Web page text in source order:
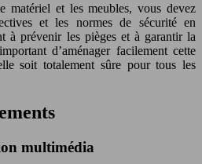
matériel et les meubles, vous devez
et les normes de sécurité en
à prévenir les pièges et à garantir la
d’aménager facilement cette
soit totalement sûre pour tous les
multimédia